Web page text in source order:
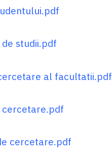
studii.pdf
al facultatii.pdf
cercetare.pdf
cercetare.pdf